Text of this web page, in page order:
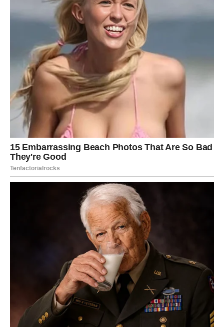
povrijeđen/a, možeš reći mnogo više nego što si
planirao/la. Kasnije će ti biti žao, ne zato što nisi bio/la u
pravu, nego zato što si svoju istinu izgovorio/la na način
koji ti ne liči.
Ovaj anđeo te savjetuje da ne gubiš dostojanstvo zbog
tuđe provokacije. Ne spuštaj se na nivo onih koji žele da
te izbace iz mira. Ponekad je ćutanje najjači odgovor.
Ponekad je povlačenje najbolja pobjeda. Ponekad je
strpljenje najveća zaštita.
Takođe, čuvaj se finansijskih odluka koje djeluju
primamljivo. Ne ulazi u dogovore bez provjere. Ne
posuđuj ono što ne možeš prežaliti. Ne vjeruj obećanjima
koja nemaju konkretan dokaz. Ako nešto zvuči previše
dobro da bi bilo istinito, možda i jeste.
Poruka anđela broj 2 glasi:
Ne dozvoli da te trenutna emocija odvede tamo gdje tvoja
duša ne želi ostati. Sačekaj, posmatraj, razmisli i tek onda
odluči. Ono što je zaista tvoje neće pobjeći samo zato što
uzeo/la malo vremena da budeš siguran/na.